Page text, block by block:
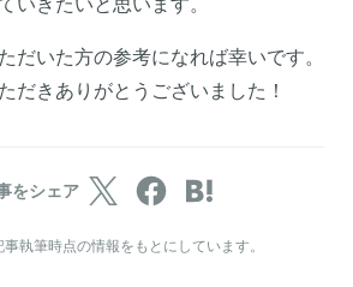
いきたいと思います。
だいた方の参考になれば幸いです。
だきありがとうございました！
をシェア
執筆時点の情報をもとにしています。